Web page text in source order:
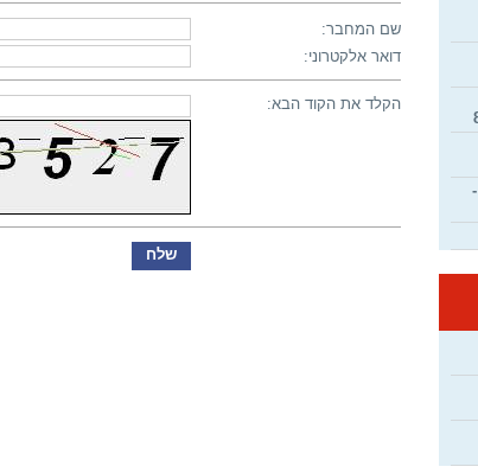
העליה הגדולה 12/1947 -
שם המחבר:
דואר אלקטרוני:
הקלד את הקוד הבא: